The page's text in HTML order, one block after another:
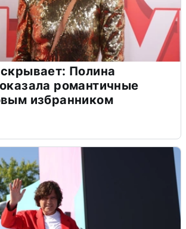
Полина
романтичные
избранником